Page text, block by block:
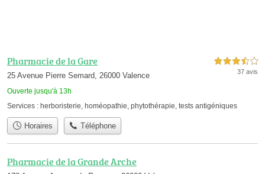
Pharmacie de la Gare
25 Avenue Pierre Semard, 26000 Valence
Ouverte jusqu'à 13h
3,5 étoiles sur 5
37 avis
Services : herboristerie, homéopathie, phytothérapie, tests antigéniques
Horaires Téléphone
Pharmacie de la Grande Arche